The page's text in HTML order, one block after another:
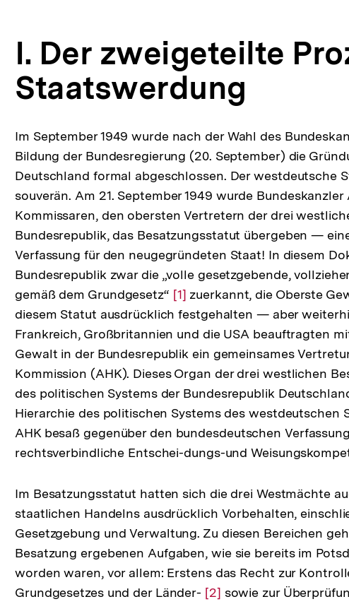
I. Der zweigeteilte
Staatswerdung
Im September 1949 wurde nach der Wahl des
Bildung der Bundesregierung (20. September) die
Deutschland formal abgeschlossen. Der westdeutsche
souverän. Am 21. September 1949 wurde
Kommissaren, den obersten Vertretern der drei
Bundesrepublik, das Besatzungsstatut übergeben —
Verfassung für den neugegründeten Staat! In diesem
Bundesrepublik zwar die „volle gesetzgebende,
gemäß dem Grundgesetz“ Zur
Auflösung
der
Fußnote
[1] zuerkannt, die Oberste
diesem Statut ausdrücklich festgehalten — aber
Frankreich, Großbritannien und die USA beauftragten
Gewalt in der Bundesrepublik ein gemeinsames
Kommission (AHK). Dieses Organ der drei westlichen
des politischen Systems der Bundesrepublik
Hierarchie des politischen Systems des westdeutschen
AHK besaß gegenüber den bundesdeutschen
rechtsverbindliche Entschei-dungs-und
Im Besatzungsstatut hatten sich die drei Westmächte
staatlichen Handelns ausdrücklich Vorbehalten,
Gesetzgebung und Verwaltung. Zu diesen Bereichen
Besatzung ergebenen Aufgaben, wie sie bereits im
worden waren, vor allem: Erstens das Recht zur
Grundgesetzes und der Länder- Zur
[2] sowie zur